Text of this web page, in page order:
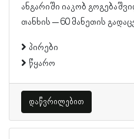
ანგარიში იაკობ
თანხის – 60 მანეთის
პირები
წყარო
დაწვრილებით